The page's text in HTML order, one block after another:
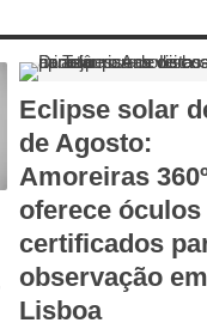
Eclipse solar
de Agosto:
Amoreiras
oferece óculos
certificados
observação em
Lisboa